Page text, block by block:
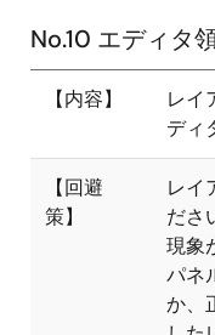
No.10 エディタ
【内容】
レイ
ディ
【回避
策】
レイ
ださ
現象
パネ
か、